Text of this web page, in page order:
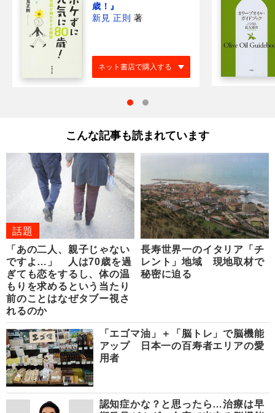
歳！』
新見 正則 著
ネット書店で購入する
こんな記事も読まれています
話題
「あの二人、親子じゃない
ですよ…」 人は70歳を過
ぎても恋をするし、体の温
もりを求めるという当たり
前のことはなぜタブー視さ
れるのか
長寿世界一のイタリア「チ
レント」地域 現地取材で
秘密に迫る
「エゴマ油」＋「脳トレ」で脳機能
アップ 日本一の百寿者エリアの愛
用者
認知症かな？と思ったら…治療は早